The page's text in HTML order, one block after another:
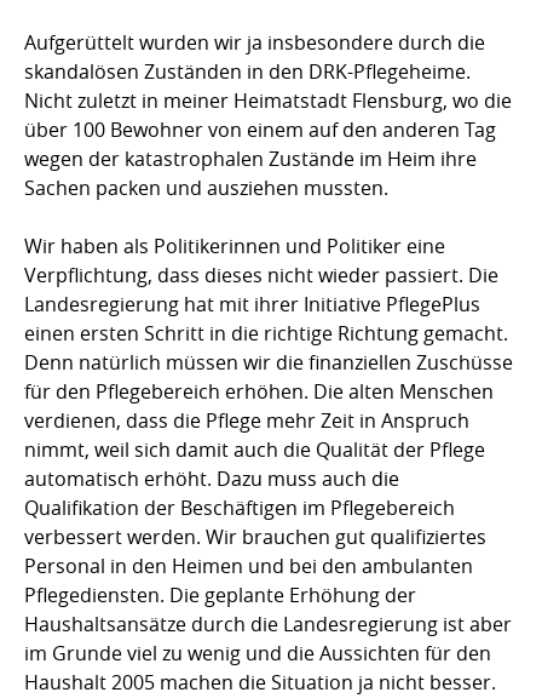
Aufgerüttelt wurden wir ja insbesondere durch die
skandalösen Zuständen in den DRK-Pflegeheime.
Nicht zuletzt in meiner Heimatstadt Flensburg, wo die
über 100 Bewohner von einem auf den anderen Tag
wegen der katastrophalen Zustände im Heim ihre
Sachen packen und ausziehen mussten.
Wir haben als Politikerinnen und Politiker eine
Verpflichtung, dass dieses nicht wieder passiert. Die
Landesregierung hat mit ihrer Initiative PflegePlus
einen ersten Schritt in die richtige Richtung gemacht.
Denn natürlich müssen wir die finanziellen Zuschüsse
für den Pflegebereich erhöhen. Die alten Menschen
verdienen, dass die Pflege mehr Zeit in Anspruch
nimmt, weil sich damit auch die Qualität der Pflege
automatisch erhöht. Dazu muss auch die
Qualifikation der Beschäftigen im Pflegebereich
verbessert werden. Wir brauchen gut qualifiziertes
Personal in den Heimen und bei den ambulanten
Pflegediensten. Die geplante Erhöhung der
Haushaltsansätze durch die Landesregierung ist aber
im Grunde viel zu wenig und die Aussichten für den
Haushalt 2005 machen die Situation ja nicht besser.